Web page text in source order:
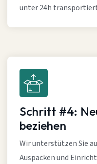
unter 24h
Schritt #4:
beziehen
Wir unterstützen Sie
Auspacken und